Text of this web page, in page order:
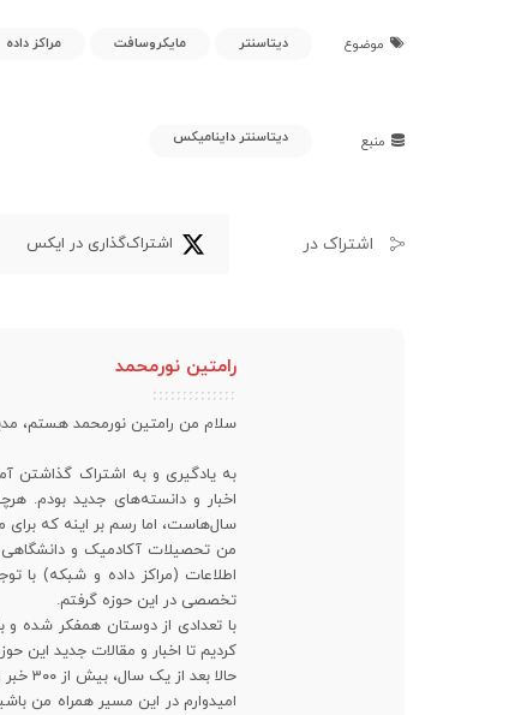
موضوع دیتاسنتر مایکروسافت مراکز داده
منبع دیتاسنتر داینامیکس
اشتراک در اشتراک‌گذاری در ایکس
رامتین نورمحمد
سلام من رامتین نورمحمد هستم،
به یادگیری و به اشتراک گذاشتن
اخبار و دانسته‌های جدید بودم.
سال‌هاست، اما رسم بر اینه که برای
من تحصیلات آکادمیک و دانشگاهی
اطلاعات (مراکز داده و شبکه) با
تخصصی در این حوزه گرفتم.
با تعدادی از دوستان همفکر شده و
کردیم تا اخبار و مقالات جدید این
حالا بعد از یک سال، بیش از ۳۰۰ خبر و مقاله تخصصی ترجمه شده رو در اختیار علاقمندان قرار دادیم.
امیدوارم در این مسیر همراه من